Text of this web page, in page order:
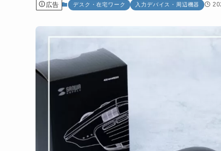
広告 デスク・在宅ワーク 入力デバイス・周辺機器